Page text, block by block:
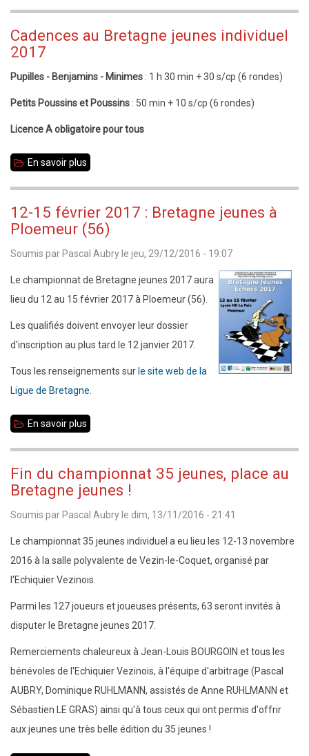
qualifiés
France
Jeunes
Cadences au Bretagne jeunes individuel
2017
Pupilles - Benjamins - Minimes : 1 h 30 min + 30 s/cp (6 rondes)
Petits Poussins et Poussins : 50 min + 10 s/cp (6 rondes)
Licence A obligatoire pour tous
En savoir plus
Bretagne
jeunes
individuel
2017
12-15 février 2017 : Bretagne jeunes à
Ploemeur (56)
Soumis par Pascal Aubry le jeu, 29/12/2016 - 19:07
Le championnat de Bretagne jeunes 2017 aura
lieu du 12 au 15 février 2017 à Ploemeur (56).
Les qualifiés doivent envoyer leur dossier
d'inscription au plus tard le 12 janvier 2017.
Tous les renseignements sur le site web de la
Ligue de Bretagne
En savoir plus
février
:
Bretagne
jeunes
à
Fin du championnat 35 jeunes, place au
Bretagne jeunes !
Soumis par Pascal Aubry le dim, 13/11/2016 - 21:41
Le championnat 35 jeunes individuel a eu lieu les 12-13 novembre
2016 à la salle polyvalente de Vezin-le-Coquet, organisé par
l'Echiquier Vezinois.
Parmi les 127 joueurs et joueuses présents, 63 seront invités à
disputer le Bretagne jeunes 2017.
Remerciements chaleureux à Jean-Louis BOURGOIN et tous les
bénévoles de l'Echiquier Vezinois, à l'équipe d'arbitrage (Pascal
AUBRY, Dominique RUHLMANN, assistés de Anne RUHLMANN et
Sébastien LE GRAS) ainsi qu'à tous ceux qui ont permis d'offrir
aux jeunes une très belle édition du 35 jeunes !